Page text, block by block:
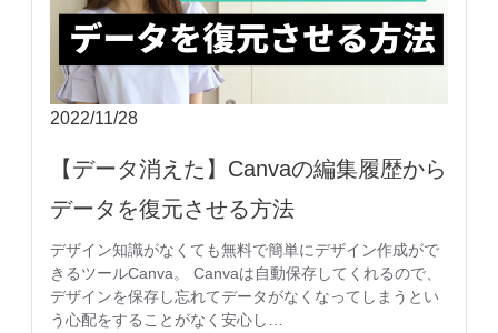
2022/11/28
【データ消えた】Canvaの編集履歴から
データを復元させる方法
デザイン知識がなくても無料で簡単にデザイン作成がで
きるツールCanva。 Canvaは自動保存してくれるので、
デザインを保存し忘れてデータがなくなってしまうとい
う心配をすることがなく安心し…